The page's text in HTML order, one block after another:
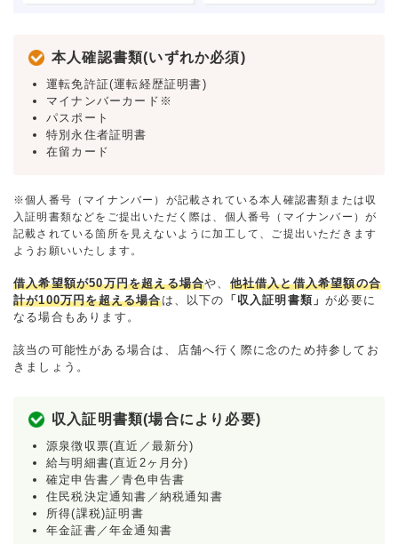
本人確認書類(いずれか必須)
運転免許証(運転経歴証明書)
マイナンバーカード※
パスポート
特別永住者証明書
在留カード
※個人番号（マイナンバー）が記載されている本人確認書類または収
入証明書類などをご提出いただく際は、個人番号（マイナンバー）が
記載されている箇所を見えないように加工して、ご提出いただきます
ようお願いいたします。
借入希望額が50万円を超える場合や、 他社借入と借入希望額の合
計が100万円を超える場合は、以下の 「収入証明書類」が必要に
なる場合もあります。
該当の可能性がある場合は、店舗へ行く際に念のため持参してお
きましょう。
収入証明書類(場合により必要)
源泉徴収票(直近／最新分)
給与明細書(直近2ヶ月分)
確定申告書／青色申告書
住民税決定通知書／納税通知書
所得(課税)証明書
年金証書／年金通知書